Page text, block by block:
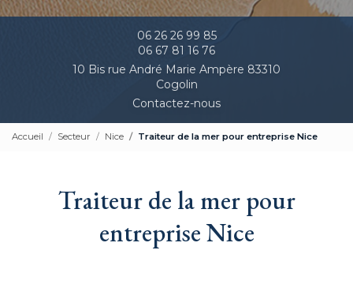
06 26 26 99 85
06 67 81 16 76
10 Bis rue André Marie Ampère 83310
Cogolin
Contactez-nous
Accueil Secteur Nice Traiteur de la mer pour entreprise Nice
Traiteur de la mer pour
entreprise Nice